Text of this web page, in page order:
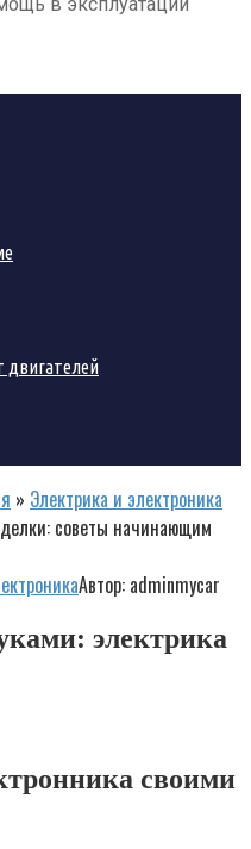
двигателей
» Электрика и электроника
советы начинающим
Автор: adminmycar
электрика
своими